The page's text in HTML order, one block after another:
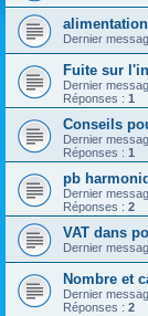
Dernier
Fuite sur
Dernier
Réponses : 1
Conseils
Dernier
Réponses : 1
pb
Dernier
Réponses : 2
VAT dans
Dernier
Nombre et
Dernier
Réponses : 2